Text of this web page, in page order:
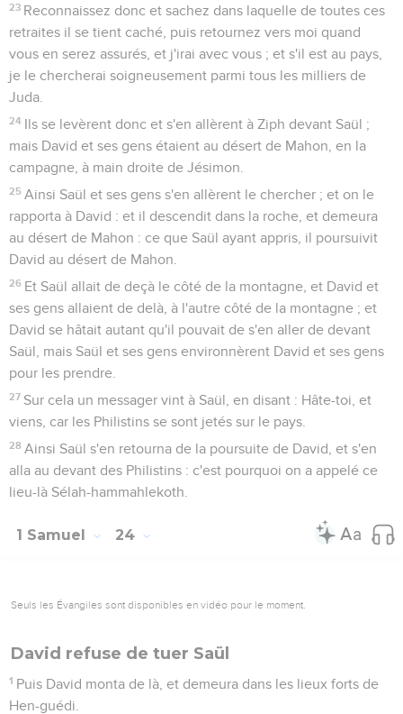
23 Reconnaissez donc et sachez dans laquelle de toutes ces
retraites il se tient caché, puis retournez vers moi quand
vous en serez assurés, et j'irai avec vous ; et s'il est au pays,
je le chercherai soigneusement parmi tous les milliers de
Juda.
24 Ils se levèrent donc et s'en allèrent à Ziph devant Saül ;
mais David et ses gens étaient au désert de Mahon, en la
campagne, à main droite de Jésimon.
25 Ainsi Saül et ses gens s'en allèrent le chercher ; et on le
rapporta à David : et il descendit dans la roche, et demeura
au désert de Mahon : ce que Saül ayant appris, il poursuivit
David au désert de Mahon.
26 Et Saül allait de deçà le côté de la montagne, et David et
ses gens allaient de delà, à l'autre côté de la montagne ; et
David se hâtait autant qu'il pouvait de s'en aller de devant
Saül, mais Saül et ses gens environnèrent David et ses gens
pour les prendre.
27 Sur cela un messager vint à Saül, en disant : Hâte-toi, et
viens, car les Philistins se sont jetés sur le pays.
28 Ainsi Saül s'en retourna de la poursuite de David, et s'en
alla au devant des Philistins : c'est pourquoi on a appelé ce
lieu-là Sélah-hammahlekoth.
1 Samuel 24
Seuls les Évangiles sont disponibles en vidéo pour le moment.
David refuse de tuer Saül
1 Puis David monta de là, et demeura dans les lieux forts de
Hen-guédi.